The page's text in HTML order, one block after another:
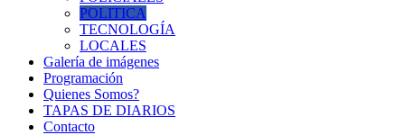
POLITICA
TECNOLOGÍA
LOCALES
Galería de imágenes
Programación
Quienes Somos?
TAPAS DE DIARIOS
Contacto